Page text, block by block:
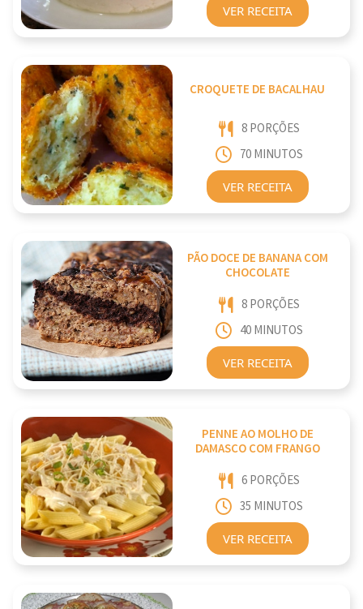
VER RECEITA
CROQUETE DE BACALHAU
8 PORÇÕES
70 MINUTOS
VER RECEITA
PÃO DOCE DE BANANA COM
CHOCOLATE
8 PORÇÕES
40 MINUTOS
VER RECEITA
PENNE AO MOLHO DE
DAMASCO COM FRANGO
6 PORÇÕES
35 MINUTOS
VER RECEITA